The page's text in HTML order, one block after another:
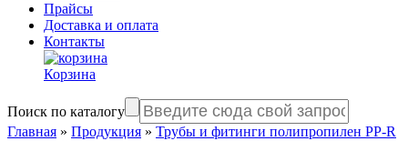
Прайсы
Доставка и оплата
Контакты
Корзина
Поиск по каталогу
Главная » Продукция » Трубы и фитинги полипропилен PP-R